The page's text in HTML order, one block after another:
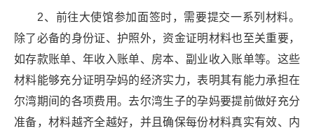
2、前往大使馆参加面签时，需要提交一系列材料。
除了必备的身份证、护照外，资金证明材料也至关重要，
如存款账单、年收入账单、房本、副业收入账单等。这些
材料能够充分证明孕妈的经济实力，表明其有能力承担在
尔湾期间的各项费用。去尔湾生子的孕妈要提前做好充分
准备，材料越齐全越好，并且确保每份材料真实有效、内